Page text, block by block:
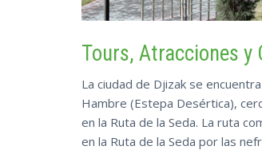
Tours, Atracciones y
La ciudad de Djizak se
Hambre (Estepa Desértica),
en la Ruta de la Seda. La ruta
en la Ruta de la Seda por las